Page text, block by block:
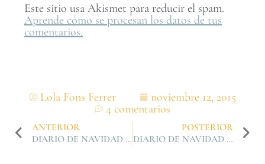
Este sitio usa Akismet para reducir el spam.
Aprende cómo se procesan los datos de tus
comentarios.
Lola Fons Ferrer
noviembre 12, 2015
4 comentarios
ANTERIOR
DIARIO DE NAVIDAD 2015. MOOD BOARD
POSTERIOR
DIARIO DE NAVIDAD 2015. MATERIALES